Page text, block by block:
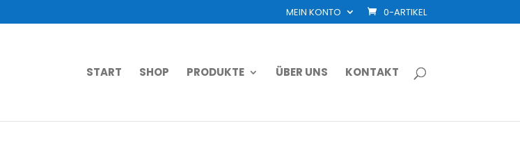
MEIN KONTO 0-ARTIKEL
START SHOP PRODUKTE ÜBER UNS KONTAKT